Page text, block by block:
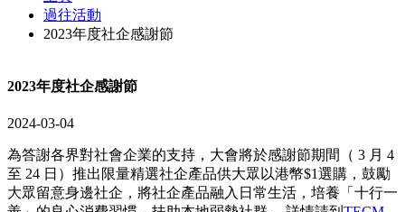
過往活動
2023年度社企感謝節
2023年度社企感謝節
2024-03-04
為答謝各界對社會企業的支持，大會將於感謝節期間（ 3 月 4
至 24 日）推出限量精選社企產品供大眾以港幣$1選購，鼓勵
大眾留意身邊社企，將社企產品融入日常生活，培養「十行一